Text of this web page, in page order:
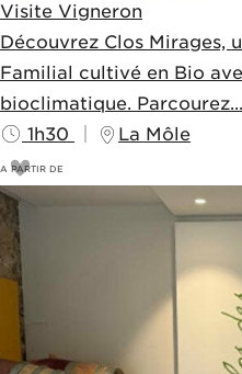
Visite Vigneron
Découvrez Clos Mirages,
Familial cultivé en Bio
bioclimatique. Parcourez...
1h30
La Môle
A PARTIR DE
16
19€